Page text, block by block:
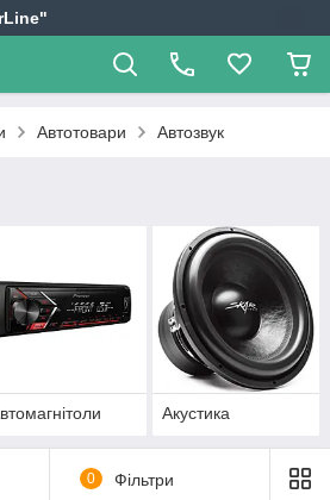
Автотовари Автозвук
Акустика
0 Фільтри